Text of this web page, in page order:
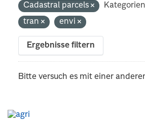
Cadastral parcels
tran
envi
Ergebnisse filtern
Bitte versuch es mit einer